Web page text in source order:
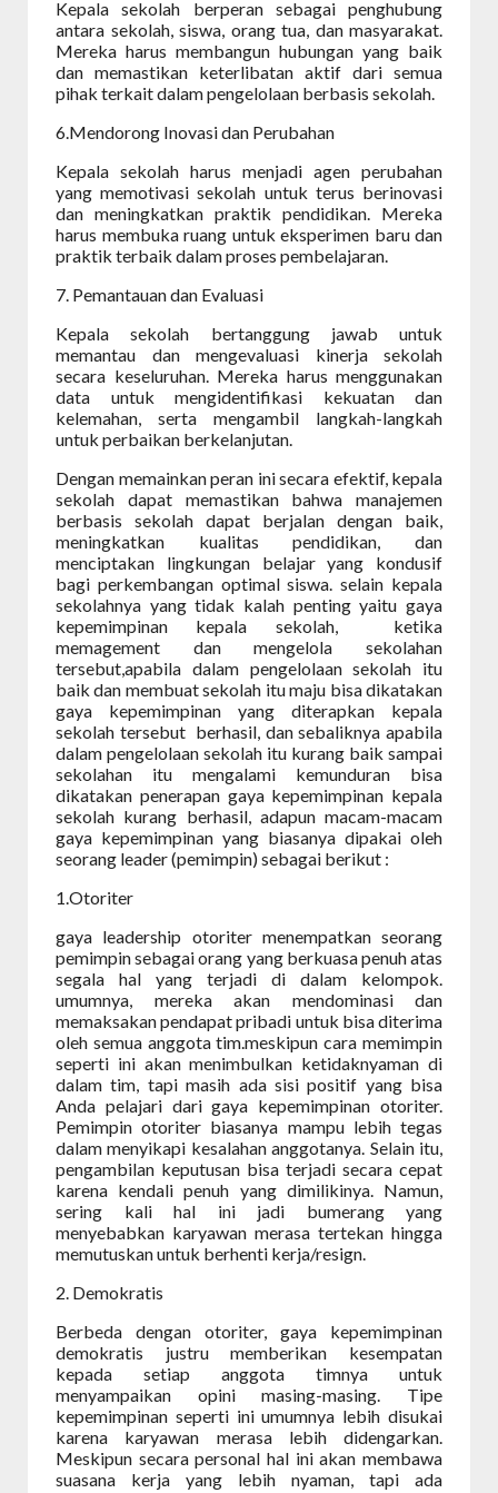
Kepala sekolah berperan sebagai penghubung
antara sekolah, siswa, orang tua, dan masyarakat.
Mereka harus membangun hubungan yang baik
dan memastikan keterlibatan aktif dari semua
pihak terkait dalam pengelolaan berbasis sekolah.
6.Mendorong Inovasi dan Perubahan
Kepala sekolah harus menjadi agen perubahan
yang memotivasi sekolah untuk terus berinovasi
dan meningkatkan praktik pendidikan. Mereka
harus membuka ruang untuk eksperimen baru dan
praktik terbaik dalam proses pembelajaran.
7. Pemantauan dan Evaluasi
Kepala sekolah bertanggung jawab untuk
memantau dan mengevaluasi kinerja sekolah
secara keseluruhan. Mereka harus menggunakan
data untuk mengidentifikasi kekuatan dan
kelemahan, serta mengambil langkah-langkah
untuk perbaikan berkelanjutan.
Dengan memainkan peran ini secara efektif, kepala
sekolah dapat memastikan bahwa manajemen
berbasis sekolah dapat berjalan dengan baik,
meningkatkan kualitas pendidikan, dan
menciptakan lingkungan belajar yang kondusif
bagi perkembangan optimal siswa. selain kepala
sekolahnya yang tidak kalah penting yaitu gaya
kepemimpinan kepala sekolah,
ketika
memagement dan mengelola sekolahan
tersebut,apabila dalam pengelolaan sekolah itu
baik dan membuat sekolah itu maju bisa dikatakan
gaya kepemimpinan yang diterapkan kepala
sekolah tersebut berhasil, dan sebaliknya apabila
dalam pengelolaan sekolah itu kurang baik sampai
sekolahan itu mengalami kemunduran bisa
dikatakan penerapan gaya kepemimpinan kepala
sekolah kurang berhasil, adapun macam-macam
gaya kepemimpinan yang biasanya dipakai oleh
seorang leader (pemimpin) sebagai berikut :
1.Otoriter
gaya leadership otoriter menempatkan seorang
pemimpin sebagai orang yang berkuasa penuh atas
segala hal yang terjadi di dalam kelompok.
umumnya, mereka akan mendominasi dan
memaksakan pendapat pribadi untuk bisa diterima
oleh semua anggota tim.meskipun cara memimpin
seperti ini akan menimbulkan ketidaknyaman di
dalam tim, tapi masih ada sisi positif yang bisa
Anda pelajari dari gaya kepemimpinan otoriter.
Pemimpin otoriter biasanya mampu lebih tegas
dalam menyikapi kesalahan anggotanya. Selain itu,
pengambilan keputusan bisa terjadi secara cepat
karena kendali penuh yang dimilikinya. Namun,
sering kali hal ini jadi bumerang yang
menyebabkan karyawan merasa tertekan hingga
memutuskan untuk berhenti kerja/resign.
2. Demokratis
Berbeda dengan otoriter, gaya kepemimpinan
demokratis justru memberikan kesempatan
kepada setiap anggota timnya untuk
menyampaikan opini masing-masing. Tipe
kepemimpinan seperti ini umumnya lebih disukai
karena karyawan merasa lebih didengarkan.
Meskipun secara personal hal ini akan membawa
suasana kerja yang lebih nyaman, tapi ada